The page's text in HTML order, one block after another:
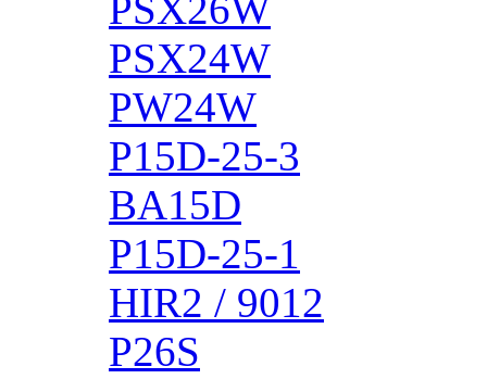
PSX24W
PW24W
P15D-25-3
BA15D
P15D-25-1
HIR2 / 9012
P26S